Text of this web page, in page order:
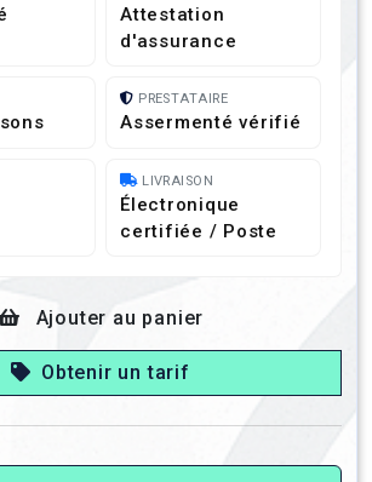
Attestation
d'assurance
PRESTATAIRE
Assermenté vérifié
LIVRAISON
Électronique
certifiée / Poste
Ajouter au panier
Obtenir un tarif